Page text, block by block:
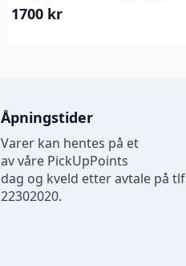
1700 kr
Åpningstider
Varer kan hentes på et
av våre PickUpPoints
dag og kveld etter avtale på tlf
22302020.